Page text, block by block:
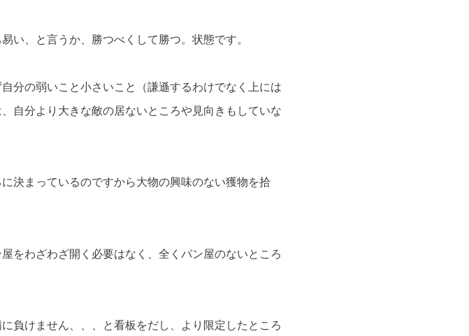
い、と言うか、勝つべくして勝つ。状態です。
分の弱いこと小さいこと（謙遜するわけでなく上には
自分より大きな敵の居ないところや見向きもしていな
決まっているのですから大物の興味のない獲物を拾
をわざわざ開く必要はなく、全くパン屋のないところ
負けません、、、と看板をだし、より限定したところ